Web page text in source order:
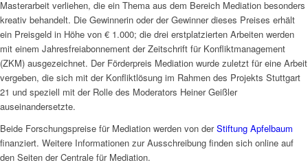
Masterarbeit verliehen, die ein Thema aus dem Bereich Mediation besonders
kreativ behandelt. Die Gewinnerin oder der Gewinner dieses Preises erhält
ein Preisgeld in Höhe von € 1.000; die drei erstplatzierten Arbeiten werden
mit einem Jahresfreiabonnement der Zeitschrift für Konfliktmanagement
(ZKM) ausgezeichnet. Der Förderpreis Mediation wurde zuletzt für eine Arbeit
vergeben, die sich mit der Konfliktlösung im Rahmen des Projekts Stuttgart
21 und speziell mit der Rolle des Moderators Heiner Geißler
auseinandersetzte.
Beide Forschungspreise für Mediation werden von derStiftung Apfelbaum
finanziert. Weitere Informationen zur Ausschreibung finden sich online auf
den Seiten der Centrale für Mediation.